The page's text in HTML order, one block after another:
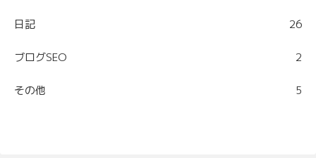
日記 26
ブログSEO 2
その他 5